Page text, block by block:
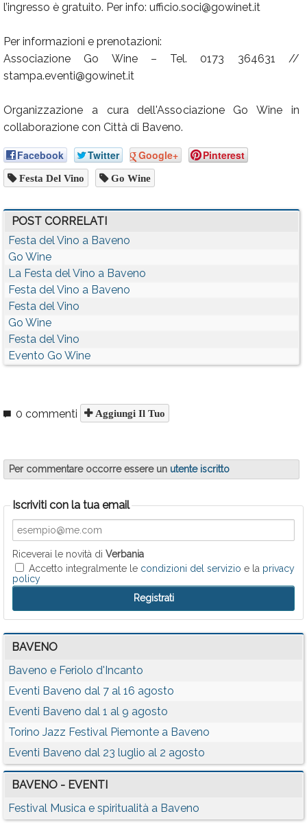
l’ingresso è gratuito. Per info: ufficio.soci@gowinet.it
Per informazioni e prenotazioni:
Associazione Go Wine – Tel. 0173 364631 //
stampa.eventi@gowinet.it
Organizzazione a cura dell'Associazione Go Wine in
collaborazione con Città di Baveno.
Facebook Twitter Google+ Pinterest
Festa Del Vino Go Wine
POST CORRELATI
Festa del Vino a Baveno
Go Wine
La Festa del Vino a Baveno
Festa del Vino a Baveno
Festa del Vino
Go Wine
Festa del Vino
Evento Go Wine
0 commenti Aggiungi Il Tuo
Per commentare occorre essere un utente iscritto
Iscriviti con la tua email
Riceverai le novità di Verbania
Accetto integralmente le condizioni del servizio e la privacy
policy
BAVENO
Baveno e Feriolo d'Incanto
Eventi Baveno dal 7 al 16 agosto
Eventi Baveno dal 1 al 9 agosto
Torino Jazz Festival Piemonte a Baveno
Eventi Baveno dal 23 luglio al 2 agosto
BAVENO - EVENTI
Festival Musica e spiritualità a Baveno